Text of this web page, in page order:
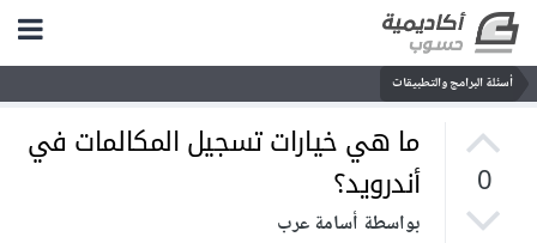
أسئلة البرامج والتطبيقات
0
ما هي خيارات تسجيل المكالمات في
أندرويد؟
بواسطة أسامة عرب